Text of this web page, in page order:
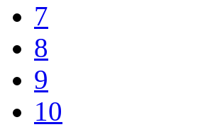
7
8
9
10